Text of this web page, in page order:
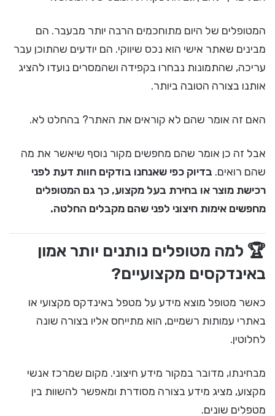
המטופלים של היום מתוחכמים הרבה יותר מבעבר. הם
מבינים שאתר אישי הוא נכס שיווקי. הם יודעים שהתוכן עבר
עריכה, שהתמונות נבחרו בקפידה ושהמסרים נועדו להציג
אותנו בצורה הטובה ביותר.
האם זה אומר שהם לא קוראים את האתר? בהחלט לא.
אבל זה כן אומר שהם מחפשים מקור נוסף שיאשר את מה
שהם רואים. בדיוק כפי שאנחנו בודקים חוות דעת לפני
רכישת מוצר או בחירת בעל מקצוע, כך גם המטופלים
מחפשים אימות חיצוני לפני שהם מקבלים החלטה.
🏆 למה מטופלים נותנים יותר אמון
באינדקסים מקצועיים?
כאשר מטופל מוצא מידע על מטפל באינדקס מקצועי או
באתרי עמותות רשמיים, הוא מתייחס אליו בצורה שונה
לחלוטין.
מבחינתו, מדובר במקור מידע חיצוני. מקום שמרכז אנשי
מקצוע, מציג מידע בצורה מסודרת ומאפשר להשוות בין
מטפלים שונים.